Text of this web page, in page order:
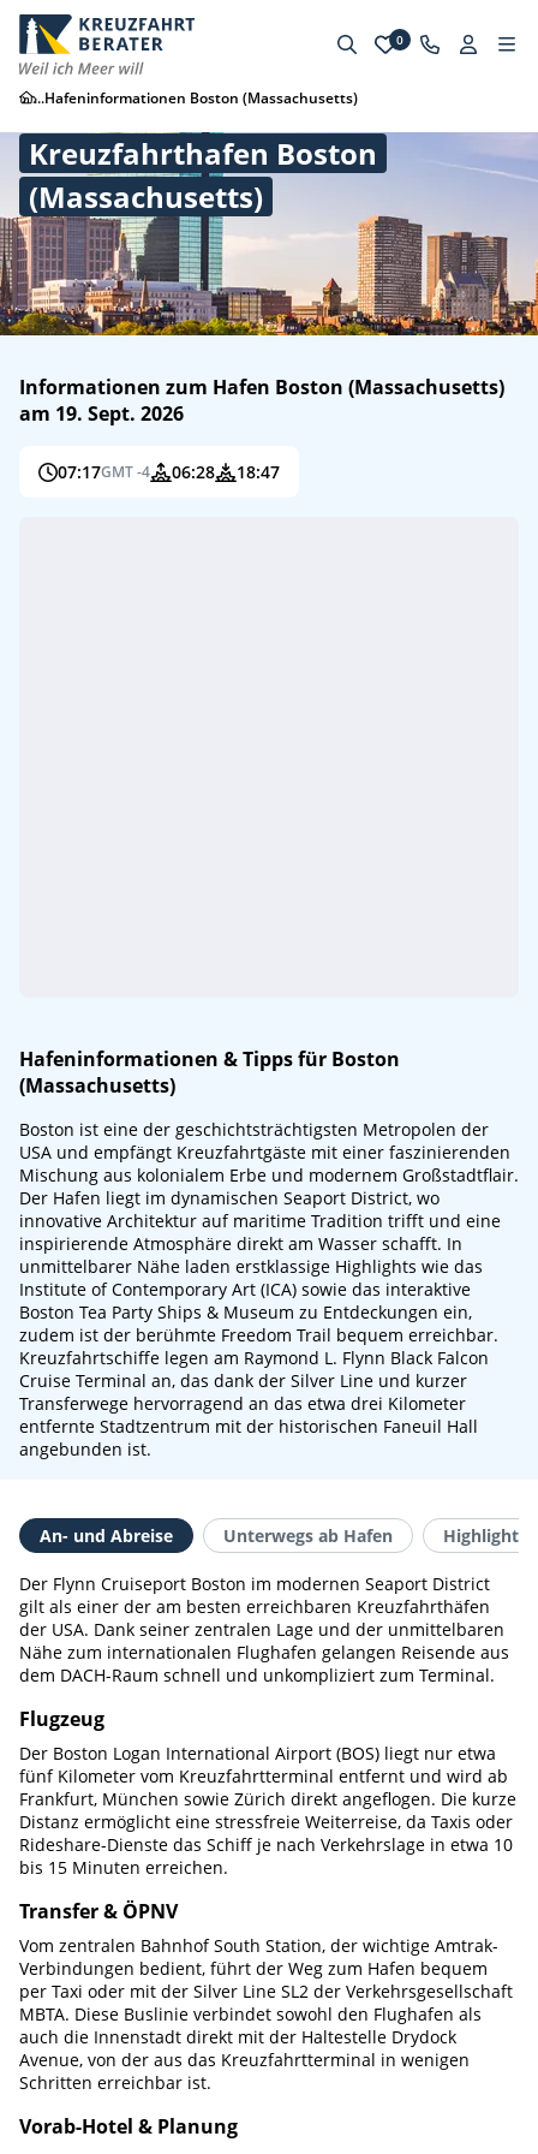
0
...Hafeninformationen Boston (Massachusetts)
Kreuzfahrthafen Boston
(Massachusetts)
Informationen zum Hafen Boston (Massachusetts)
am 19. Sept. 2026
07:17GMT -4 06:28 18:47
Hafeninformationen & Tipps für Boston
(Massachusetts)
Boston ist eine der geschichtsträchtigsten Metropolen der
USA und empfängt Kreuzfahrtgäste mit einer faszinierenden
Mischung aus kolonialem Erbe und modernem Großstadtflair.
Der Hafen liegt im dynamischen Seaport District, wo
innovative Architektur auf maritime Tradition trifft und eine
inspirierende Atmosphäre direkt am Wasser schafft. In
unmittelbarer Nähe laden erstklassige Highlights wie das
Institute of Contemporary Art (ICA) sowie das interaktive
Boston Tea Party Ships & Museum zu Entdeckungen ein,
zudem ist der berühmte Freedom Trail bequem erreichbar.
Kreuzfahrtschiffe legen am Raymond L. Flynn Black Falcon
Cruise Terminal an, das dank der Silver Line und kurzer
Transferwege hervorragend an das etwa drei Kilometer
entfernte Stadtzentrum mit der historischen Faneuil Hall
angebunden ist.
An- und Abreise Unterwegs ab Hafen Highlights
Der Flynn Cruiseport Boston im modernen Seaport District
gilt als einer der am besten erreichbaren Kreuzfahrthäfen
der USA. Dank seiner zentralen Lage und der unmittelbaren
Nähe zum internationalen Flughafen gelangen Reisende aus
dem DACH-Raum schnell und unkompliziert zum Terminal.
Flugzeug
Der Boston Logan International Airport (BOS) liegt nur etwa
fünf Kilometer vom Kreuzfahrtterminal entfernt und wird ab
Frankfurt, München sowie Zürich direkt angeflogen. Die kurze
Distanz ermöglicht eine stressfreie Weiterreise, da Taxis oder
Rideshare-Dienste das Schiff je nach Verkehrslage in etwa 10
bis 15 Minuten erreichen.
Transfer & ÖPNV
Vom zentralen Bahnhof South Station, der wichtige Amtrak-
Verbindungen bedient, führt der Weg zum Hafen bequem
per Taxi oder mit der Silver Line SL2 der Verkehrsgesellschaft
MBTA. Diese Buslinie verbindet sowohl den Flughafen als
auch die Innenstadt direkt mit der Haltestelle Drydock
Avenue, von der aus das Kreuzfahrtterminal in wenigen
Schritten erreichbar ist.
Vorab-Hotel & Planung